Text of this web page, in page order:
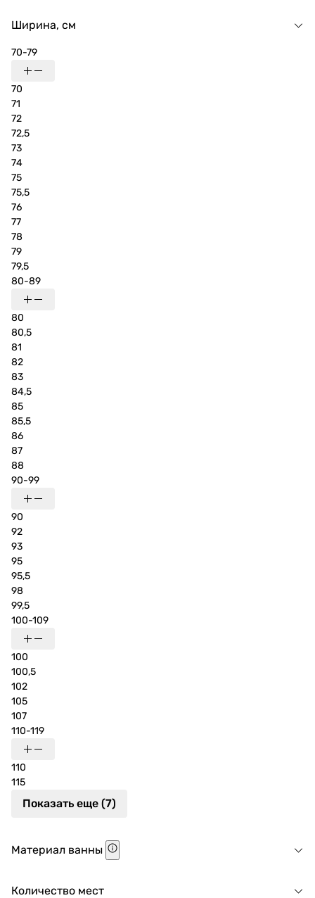
Ширина, см
70-79
70
71
72
72,5
73
74
75
75,5
76
77
78
79
79,5
80-89
80
80,5
81
82
83
84,5
85
85,5
86
87
88
90-99
90
92
93
95
95,5
98
99,5
100-109
100
100,5
102
105
107
110-119
110
115
Показать еще (7)
Материал ванны
Количество мест